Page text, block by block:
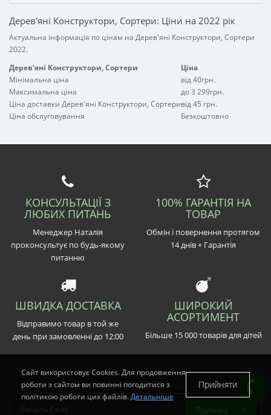
Дерев'яні Конструктори, Сортери: Ціни на 2022 рік
Актуальна інформація по цінам на Дерев'яні Конструктори, Сортери
2022.
Дерев'яні Конструктори, Сортери
Ціна
Мінімальна ціна
від 40грн.
Максимальна ціна
до 3 299грн.
Ціна доставки Дерев'яні Конструктори, Сортеривід 45 грн.
Ціна обслуговування
Безкоштовно
КОНСУЛЬТАЦІЇ З
ЛЮБИХ ПИТАНЬ
Менеджер Наталія
проконсультує по будь-якому
питанню
100% ГАРАНТІЯ НА
ТОВАР
Обмін і повернення протягом
14 днів + Гарантія
ШВИДКА ДОСТАВКА
Відправимо товар в той же
день при замовленні до 12:00
ШИРОКИЙ
АСОРТИМЕНТ
Більше 15 000 товарів для дітей
Підписка
Сайт використовує Cookies. Для продовження
роботи з сайтом ви повинні погодитися з
політикою роботи цих файлів.Детальніше
Прийняти